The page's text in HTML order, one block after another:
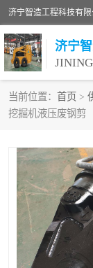
济宁
当前位置： 首页 >
挖掘机液压废钢剪
振动夯
铣挖机
滚筒筛分斗
液压剪
铣刨机